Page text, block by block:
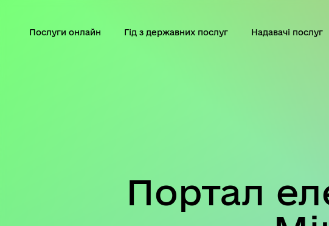
Послуги онлайн Гід з державних послуг Надавачі послуг
Портал